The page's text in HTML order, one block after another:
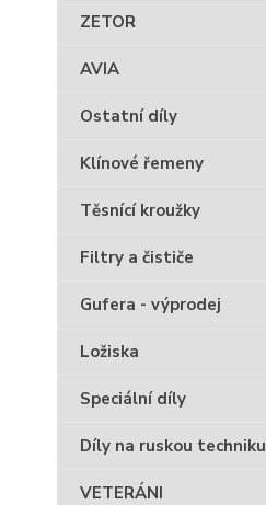
ZETOR
AVIA
Ostatní díly
Klínové řemeny
Těsnící kroužky
Filtry a čističe
Gufera - výprodej
Ložiska
Speciální díly
Díly na ruskou techniku
VETERÁNI